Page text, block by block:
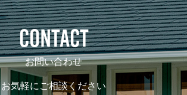
CONTACT
お問い合わせ
お気軽にご相談ください